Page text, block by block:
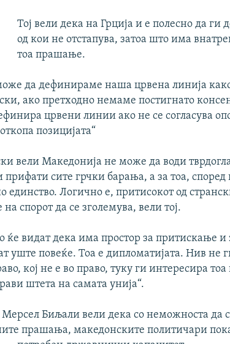
Тој вели дека на Грција и е полесно да
од кои не отстапува, затоа што има
тоа прашање.
да дефинираме наша црвена линија
ако претходно немаме постигнато
црвени линии ако не се согласува
позицијата“
вели Македонија не може да води
прифати сите грчки барања, а за тоа, според
единство. Логично е, притисокот од
спорот да се зголемува, вели тој.
ќе видат дека има простор за притискање и
уште повеќе. Тоа е дипломатијата. Нив не
кој не е во право, туку ги интересира
штета на самата унија“.
Биљали вели дека со неможноста да
прашања, македонските политичари